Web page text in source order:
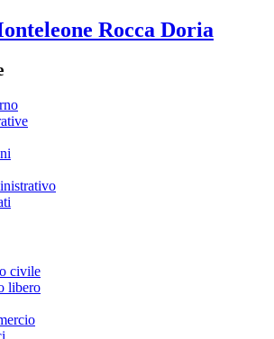
Rocca Doria
civile
libero